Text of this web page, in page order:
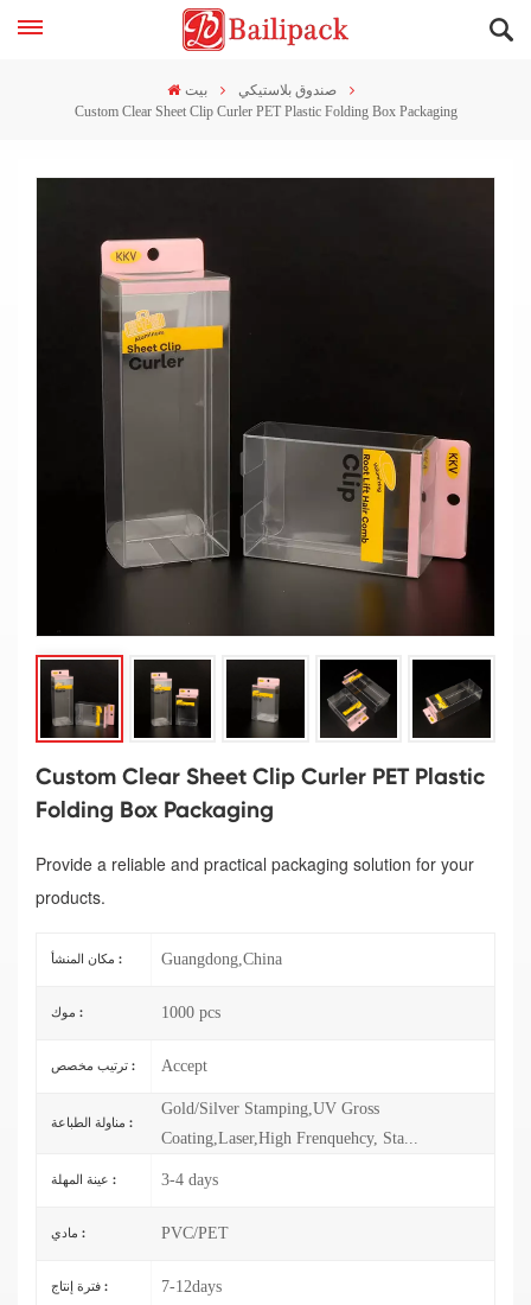
بيت
صندوق بلاستيكي
Custom Clear Sheet Clip Curler PET Plastic Folding Box Packaging
Custom Clear Sheet Clip Curler PET Plastic
Folding Box Packaging
Provide a reliable and practical packaging solution for your
products.
مكان المنشأ : Guangdong,China
موك : 1000 pcs
ترتيب مخصص : Accept
مناولة الطباعة :
Gold/Silver Stamping,UV Gross
Coating,Laser,High Frenquehcy, Sta...
عينة المهلة : 3-4 days
مادي : PVC/PET
فترة إنتاج : 7-12days